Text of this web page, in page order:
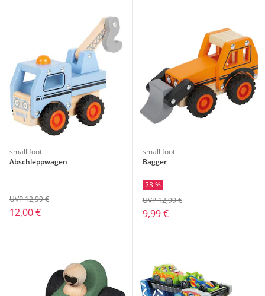
small foot
Abschleppwagen
12,00 €
UVP 12,99 €
small foot
Bagger
23 %
9,99 €
UVP 12,99 €